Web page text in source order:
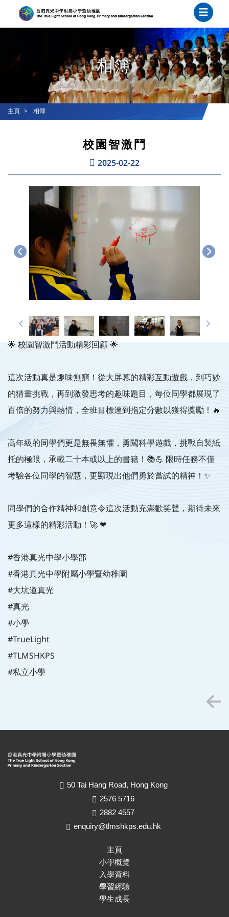
相簿
主頁 相簿
校園智激鬥
2025-02-22
🌟 校園智激鬥活動精彩回顧 🌟
這次活動真是趣味無窮！從大屏幕的精彩互動遊戲，到巧妙
的猜畫挑戰，再到激發思考的趣味題目，每位同學都展現了
百倍的努力與熱情，全班目標達到指定分數以獲得獎勵！🔥
高年級的同學們更是無畏無懼，勇闖科學遊戲，挑戰自製紙
托的極限，承載二十本或以上的書籍！📚💪 限時任務不僅
考驗各位同學的智慧，更顯現出他們勇於嘗試的精神！✨
同學們的合作精神和創意令這次活動充滿歡笑聲，期待未來
更多這樣的精彩活動！🚀 ❤
#香港真光中學小學部
#香港真光中學附屬小學暨幼稚園
#大坑道真光
#真光
#小學
#TrueLight
#TLMSHKPS
#私立小學
50 Tai Hang Road, Hong Kong
2576 5716
2882 4557
enquiry@tlmshkps.edu.hk
主頁
小學概覽
入學資料
學習經驗
學生成長